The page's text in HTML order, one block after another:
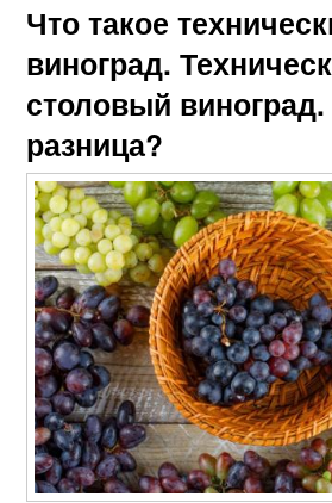
Что такое
виноград.
столовый
разница?